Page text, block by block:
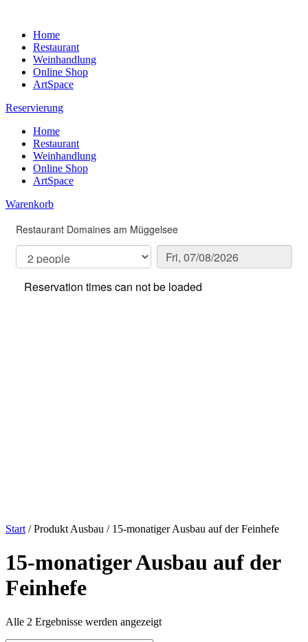
Home
Restaurant
Weinhandlung
Online Shop
ArtSpace
Reservierung
Home
Restaurant
Weinhandlung
Online Shop
ArtSpace
Warenkorb
Start / Produkt Ausbau / 15-monatiger Ausbau auf der Feinhefe
15-monatiger Ausbau auf der
Feinhefe
Alle 2 Ergebnisse werden angezeigt